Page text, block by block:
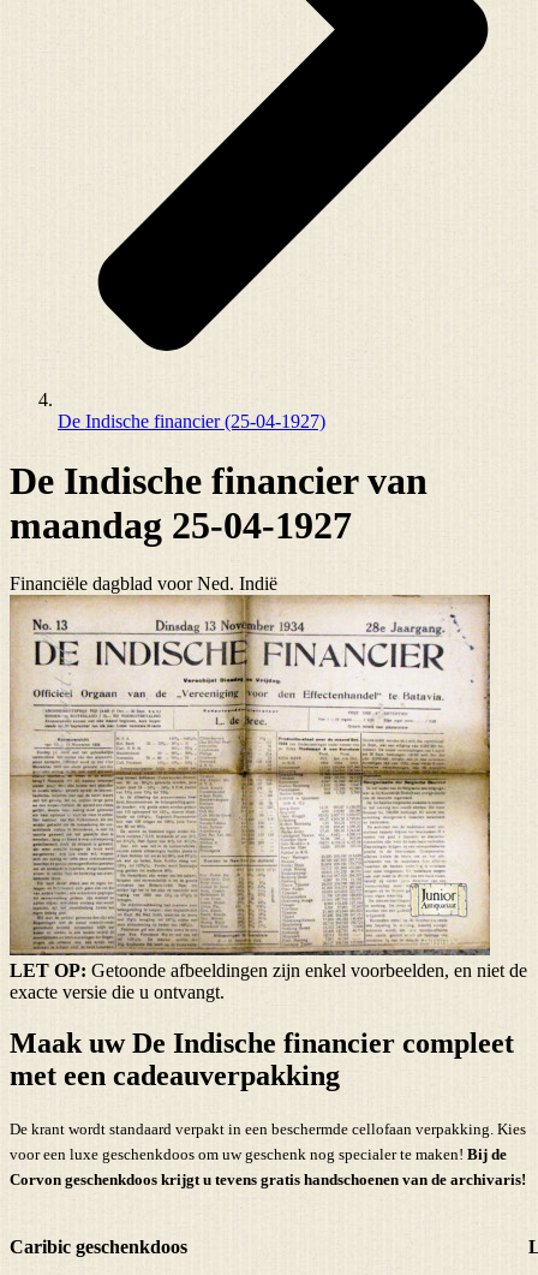
De Indische financier (25-04-1927)
De Indische financier van
maandag 25-04-1927
Financiële dagblad voor Ned. Indië
LET OP: Getoonde afbeeldingen zijn enkel voorbeelden, en niet de
exacte versie die u ontvangt.
Maak uw De Indische financier compleet
met een cadeauverpakking
De krant wordt standaard verpakt in een beschermde cellofaan verpakking. Kies
voor een luxe geschenkdoos om uw geschenk nog specialer te maken! Bij de
Corvon geschenkdoos krijgt u tevens gratis handschoenen van de archivaris!
Caribic geschenkdoos